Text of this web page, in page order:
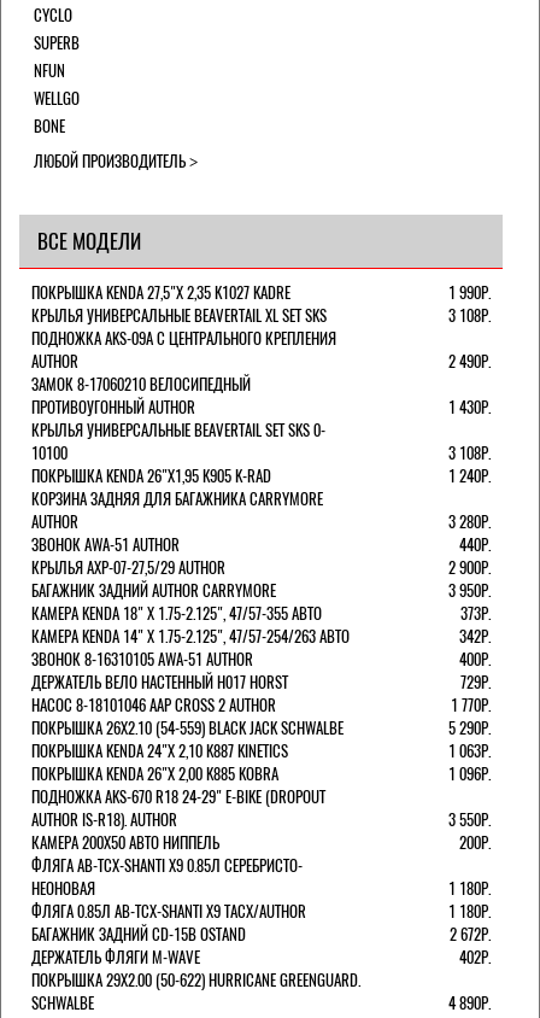
CYCLO
SUPERB
NFUN
WELLGO
BONE
ЛЮБОЙ ПРОИЗВОДИТЕЛЬ
ВСЕ МОДЕЛИ
ПОКРЫШКА KENDA 27,5"Х 2,35 K1027 KADRE
1 990Р.
КРЫЛЬЯ УНИВЕРСАЛЬНЫЕ BEAVERTAIL XL SET SKS
3 108Р.
ПОДНОЖКА AKS-09A C ЦЕНТРАЛЬНОГО КРЕПЛЕНИЯ
AUTHOR
2 490Р.
ЗАМОК 8-17060210 ВЕЛОСИПЕДНЫЙ
ПРОТИВОУГОННЫЙ AUTHOR
1 430Р.
КРЫЛЬЯ УНИВЕРСАЛЬНЫЕ BEAVERTAIL SET SKS 0-
10100
3 108Р.
ПОКРЫШКА KENDA 26"Х1,95 K905 K-RAD
1 240Р.
КОРЗИНА ЗАДНЯЯ ДЛЯ БАГАЖНИКА CARRYMORE
AUTHOR
3 280Р.
ЗВОНОК AWA-51 AUTHOR
440Р.
КРЫЛЬЯ AXP-07-27,5/29 AUTHOR
2 900Р.
БАГАЖНИК ЗАДНИЙ AUTHOR CARRYMORE
3 950Р.
КАМЕРА KENDA 18" Х 1.75-2.125", 47/57-355 АВТО
373Р.
КАМЕРА KENDA 14" Х 1.75-2.125", 47/57-254/263 АВТО
342Р.
ЗВОНОК 8-16310105 AWA-51 AUTHOR
400Р.
ДЕРЖАТЕЛЬ ВЕЛО НАСТЕННЫЙ H017 HORST
729Р.
НАСОС 8-18101046 AAP CROSS 2 AUTHOR
1 770Р.
ПОКРЫШКА 26X2.10 (54-559) BLACK JACK SCHWALBE
5 290Р.
ПОКРЫШКА KENDA 24"Х 2,10 K887 KINETICS
1 063Р.
ПОКРЫШКА KENDA 26"Х 2,00 K885 KOBRA
1 096Р.
ПОДНОЖКА AKS-670 R18 24-29" E-BIKE (DROPOUT
AUTHOR IS-R18). AUTHOR
3 550Р.
КАМЕРА 200Х50 АВТО НИППЕЛЬ
200Р.
ФЛЯГА AB-TCX-SHANTI X9 0.85Л СЕРЕБРИСТО-
НЕОНОВАЯ
1 180Р.
ФЛЯГА 0.85Л AB-TCX-SHANTI X9 TACX/AUTHOR
1 180Р.
БАГАЖНИК ЗАДНИЙ CD-15B OSTAND
2 672Р.
ДЕРЖАТЕЛЬ ФЛЯГИ M-WAVE
402Р.
ПОКРЫШКА 29X2.00 (50-622) HURRICANE GREENGUARD.
SCHWALBE
4 890Р.